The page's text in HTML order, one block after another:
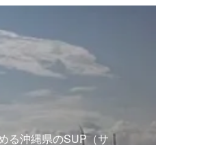
る沖縄県のSUP（サ